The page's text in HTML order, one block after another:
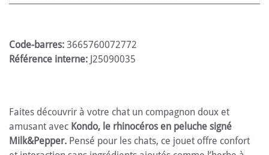
Code-barres: 3665760072772
Référence interne: J25090035
Faites découvrir à votre chat un compagnon doux et
amusant avec Kondo, le rhinocéros en peluche signé
Milk&Pepper. Pensé pour les chats, ce jouet offre confort